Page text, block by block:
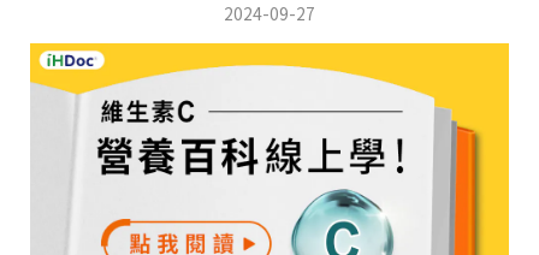
2024-09-27